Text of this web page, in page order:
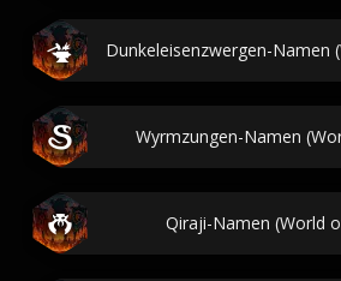
Dunkeleisenzwergen-Namen
Wyrmzungen-Namen
Qiraji-Namen (World